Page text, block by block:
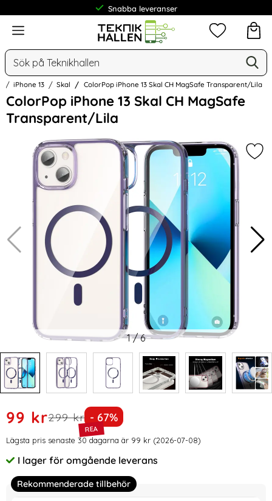
Snabba leveranser
Frakt från 19 kr
Meny
Sök
Mina
iPhone 13 Skal ColorPop iPhone 13 Skal CH MagSafe Transparent/Lila
ColorPop iPhone 13 Skal CH MagSafe
Transparent/Lila
Hoppa
över
Bilder
1/6
Handla denna produkt ColorPop iPhone 13 Skal CH
rea pris
99 krtidigare pris
299 kr Priset är nedsatt med
- 67%
Prishistorik
Lägsta pris senaste 30 dagarna är 99 kr (2026-07-08)
Tillgänglighet:
I lager för omgående leverans
Rekommenderade tillbehör